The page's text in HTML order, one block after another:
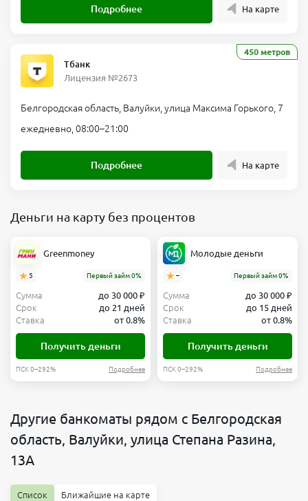
Подробнее На карте
450 метров
Тбанк
Лицензия №2673
Белгородская область, Валуйки, улица Максима Горького, 7
ежедневно, 08:00–21:00
Подробнее На карте
Деньги на карту без процентов
Greenmoney
5 Первый займ 0%
Сумма
до 30 000 ₽
Срок
до 21 дней
Ставка
от 0.8%
Получить деньги
ПСК 0–292% Подробнее
Молодые деньги
– Первый займ 0%
Сумма
до 30 000 ₽
Срок
до 15 дней
Ставка
от 0.8%
Получить деньги
ПСК 0–292% Подробнее
Другие банкоматы рядом с Белгородская
область, Валуйки, улица Степана Разина,
13А
Список Ближайшие на карте